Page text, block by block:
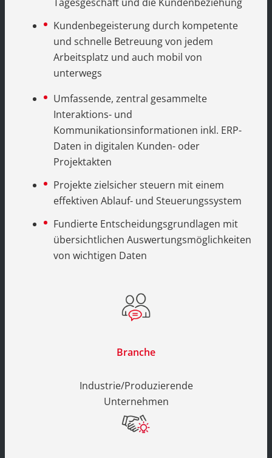
Kundenbegeisterung durch kompetente
und schnelle Betreuung von jedem
Arbeitsplatz und auch mobil von
unterwegs
Umfassende, zentral gesammelte
Interaktions- und
Kommunikationsinformationen inkl. ERP-
Daten in digitalen Kunden- oder
Projektakten
Projekte zielsicher steuern mit einem
effektiven Ablauf- und Steuerungssystem
Fundierte Entscheidungsgrundlagen mit
übersichtlichen Auswertungsmöglichkeiten
von wichtigen Daten
Branche
Industrie/Produzierende
Unternehmen